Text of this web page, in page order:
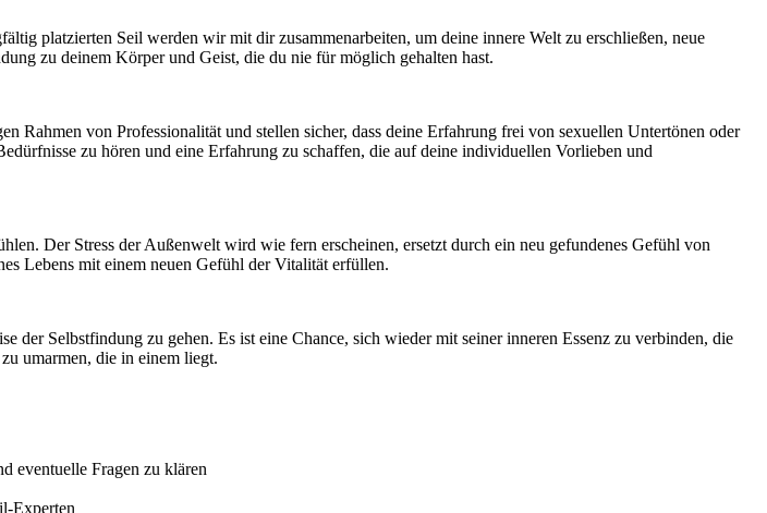
platzierten Seil werden wir mit dir zusammenarbeiten, um deine innere Welt zu erschließen, neue
zu deinem Körper und Geist, die du nie für möglich gehalten hast.
Rahmen von Professionalität und stellen sicher, dass deine Erfahrung frei von sexuellen Untertönen oder
zu hören und eine Erfahrung zu schaffen, die auf deine individuellen Vorlieben und
Der Stress der Außenwelt wird wie fern erscheinen, ersetzt durch ein neu gefundenes Gefühl von
Lebens mit einem neuen Gefühl der Vitalität erfüllen.
Selbstfindung zu gehen. Es ist eine Chance, sich wieder mit seiner inneren Essenz zu verbinden, die
umarmen, die in einem liegt.
eventuelle Fragen zu klären
Experten